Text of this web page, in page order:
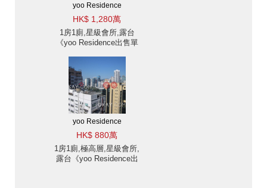
yoo Residence
HK$ 1,280萬
1房1廁,星級會所,露台
《yoo Residence出售單
yoo Residence
HK$ 880萬
1房1廁,極高層,星級會所,
露台《yoo Residence出